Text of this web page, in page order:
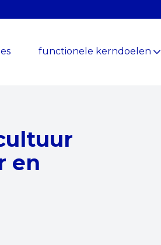
functionele kerndoelen
en